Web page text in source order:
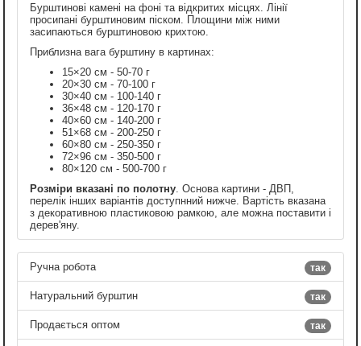
Бурштинові камені на фоні та відкритих місцях. Лінії
просипані бурштиновим піском. Площини між ними
засипаються бурштиновою крихтою.
Приблизна вага бурштину в картинах:
15×20 см - 50-70 г
20×30 см - 70-100 г
30×40 см - 100-140 г
36×48 см - 120-170 г
40×60 см - 140-200 г
51×68 см - 200-250 г
60×80 см - 250-350 г
72×96 см - 350-500 г
80×120 см - 500-700 г
Розміри вказані по полотну . Основа картини - ДВП,
перелік інших варіантів доступнний нижче. Вартість вказана
з декоративною пластиковою рамкою, але можна поставити і
дерев'яну.
так
Ручна робота
так
Натуральний бурштин
так
Продається оптом